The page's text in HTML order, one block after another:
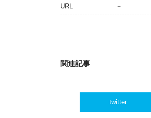
URL －
関連記事
twitter